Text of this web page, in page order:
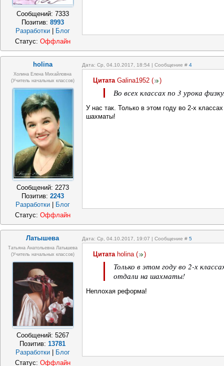
Сообщений: 7333
Позитив: 8993
Разработки
Блог
Статус: Оффлайн
holina Дата: Ср, 04.10.2017, 18:54 | Сообщение # 4
Холина Елена Михайловна
(учитель начальных классов)
Сообщений: 2273
Позитив: 2243
Разработки | Блог
Цитата Galina1952 ( )
Во всех классах по 3 урока
У нас так. Только в этом году во 2-х
шахматы!
Статус: Оффлайн
Латышева Дата: Ср, 04.10.2017, 19:07 | Сообщение # 5
Татьяна Анатольевна Латышева
(учитель начальных классов)
Сообщений: 5267
Позитив:13781
Разработки
Блог
Цитата holina( )
Только в этом году во 2-х
отдали на шахматы!
Неплохая реформа!
Статус: Оффлайн